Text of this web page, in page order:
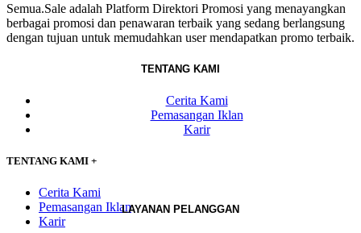
Semua.Sale adalah Platform Direktori Promosi yang menayangkan
berbagai promosi dan penawaran terbaik yang sedang berlangsung
dengan tujuan untuk memudahkan user mendapatkan promo terbaik.
TENTANG KAMI
Cerita Kami
Pemasangan Iklan
Karir
TENTANG KAMI +
Cerita Kami
Pemasangan Iklan
Karir
LAYANAN PELANGGAN